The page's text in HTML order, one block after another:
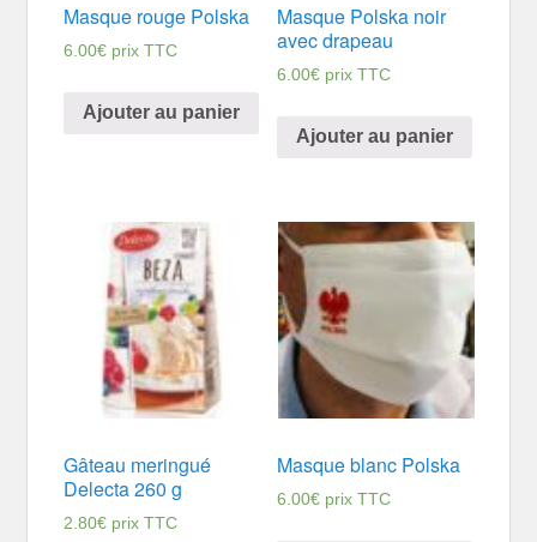
Masque rouge Polska
6.00€ prix TTC
Ajouter au panier
Masque Polska noir
avec drapeau
6.00€ prix TTC
Ajouter au panier
Gâteau meringué
Delecta 260 g
2.80€ prix TTC
Masque blanc Polska
6.00€ prix TTC